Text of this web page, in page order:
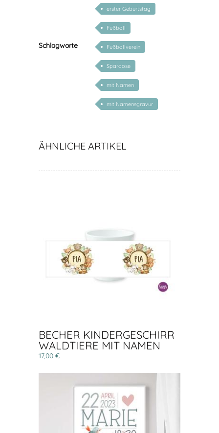
Schlagworte
personalisierbar
erster Geburtstag
Fußball
Fußballverein
Spardose
mit Namen
mit Namensgravur
ÄHNLICHE ARTIKEL
BECHER KINDERGESCHIRR
WALDTIERE MIT NAMEN
17,00 €